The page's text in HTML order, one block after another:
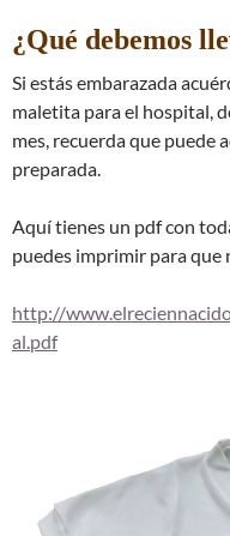
¿Qué debemos
Si estás embarazada
maletita para el hospital,
mes, recuerda que puede
preparada.
Aquí tienes un pdf con
puedes imprimir para que
http://
al.pdf